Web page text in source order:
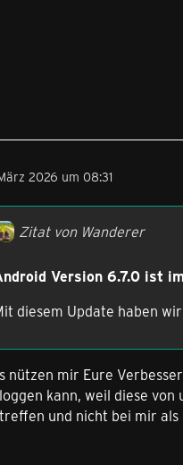
2026 um 08:31
Zitat von Wanderer
Version 6.7.0 ist
diesem Update haben
nützen mir Eure
kann, weil diese von
und nicht bei mir als